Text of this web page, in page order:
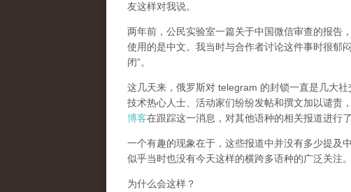
友这样对我说。
两年前，公民实验室一篇关于中国微信审查的报告
使用的是中文。我当时与合作者讨论这件事时很郁
闭”。
这几天来，俄罗斯对 telegram 的封锁一直是几大
技术热心人士、活动家们纷纷发帖和撰文加以谴责
博客在跟踪这一消息，对其他语种的相关报道进行
一个有趣的现象在于，这些报道中并没有多少提及
似乎当时也没有今天这样的横跨多语种的广泛关注
为什么会这样？